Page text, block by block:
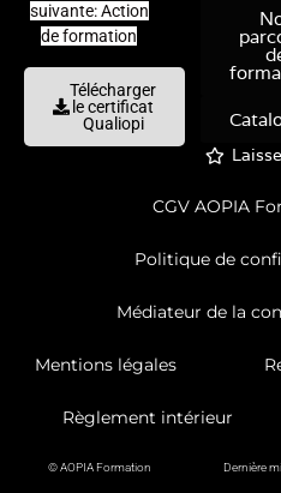
suivante: Action
de formation
Télécharger
le certificat
Qualiopi
CGV AOPIA
Politique de
Médiateur de la
Mentions légales
Règlement intérieur
© AOPIA Formation Dernière